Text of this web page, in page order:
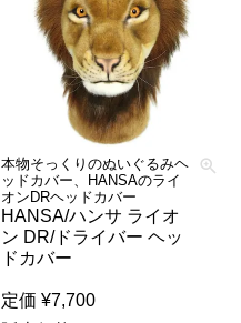
本物そっくりのぬいぐるみヘ
ッドカバー、HANSAのライ
オンDRヘッドカバー
HANSA/ハンサ ライオ
ン DR/ドライバー ヘッ
ドカバー
定価 ¥7,700